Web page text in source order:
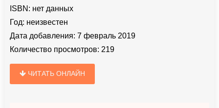
ISBN: нет данных
Год: неизвестен
Дата добавления: 7 февраль 2019
Количество просмотров: 219
ЧИТАТЬ ОНЛАЙН